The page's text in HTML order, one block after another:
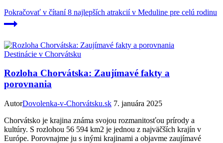
Pokračovať v čítaní8 najlepších atrakcií v Meduline pre celú rodinu
Destinácie v Chorvátsku
Rozloha Chorvátska: Zaujímavé fakty a
porovnania
AutorDovolenka-v-Chorvátsku.sk 7. januára 2025
Chorvátsko je krajina známa svojou rozmanitosťou prírody a
kultúry. S rozlohou 56 594 km2 je jednou z najväčších krajín v
Európe. Porovnajme ju s inými krajinami a objavme zaujímavé